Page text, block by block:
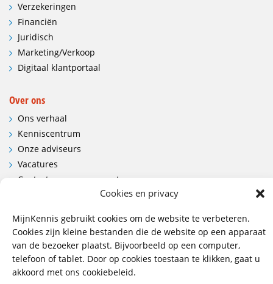
Cookies en privacy
MijnKennis gebruikt cookies om de website te verbeteren.
Cookies zijn kleine bestanden die de website op een apparaat
van de bezoeker plaatst. Bijvoorbeeld op een computer,
telefoon of tablet. Door op cookies toestaan te klikken, gaat u
akkoord met ons cookiebeleid.
Verzekeringen
Financiën
Juridisch
Marketing/Verkoop
Digitaal klantportaal
Over ons
Ons verhaal
Kenniscentrum
Onze adviseurs
Vacatures
Contactgegevens en route
Contact
Wij hebben vestigingen in:
Doetinchem, Lent
085 - 485 4111